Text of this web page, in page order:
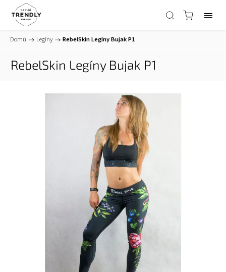
Domů / Legíny / RebelSkin Legíny Bujak P1
RebelSkin Legíny Bujak P1